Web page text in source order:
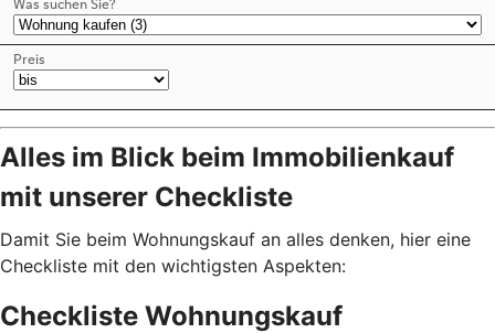
Alles im Blick beim Immobilienkauf
mit unserer Checkliste
Damit Sie beim Wohnungskauf an alles denken, hier eine
Checkliste mit den wichtigsten Aspekten:
Checkliste Wohnungskauf